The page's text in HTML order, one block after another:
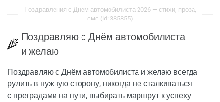
Поздравления с Днем автомобилиста 2026 — стихи, проза,
смс (id: 385855)
Поздравляю с Днём автомобилиста
и желаю
Поздравляю с Днём автомобилиста и желаю всегда
рулить в нужную сторону, никогда не сталкиваться
с преградами на пути, выбирать маршрут к успеху